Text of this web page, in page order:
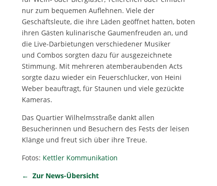
nur zum bequemen Auflehnen. Viele der
Geschäftsleute, die ihre Läden geöffnet hatten, boten
ihren Gästen kulinarische Gaumenfreuden an, und
die Live-Darbietungen verschiedener Musiker
und Combos sorgten dazu für ausgezeichnete
Stimmung. Mit mehreren atemberaubenden Acts
sorgte dazu wieder ein Feuerschlucker, von Heini
Weber beauftragt, für Staunen und viele gezückte
Kameras.
Das Quartier Wilhelmsstraße dankt allen
Besucherinnen und Besuchern des Fests der leisen
Klänge und freut sich über ihre Treue.
Fotos: Kettler Kommunikation
← Zur News-Übersicht